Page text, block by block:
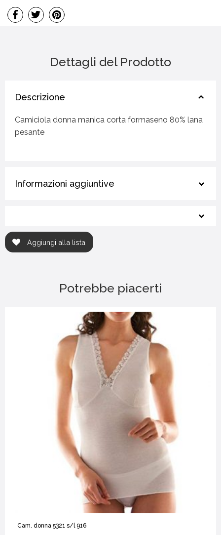
Dettagli del Prodotto
Descrizione
Camiciola donna manica corta formaseno 80% lana
pesante
Informazioni aggiuntive
Aggiungi alla lista
Potrebbe piacerti
Cam. donna 5321 s/l 916